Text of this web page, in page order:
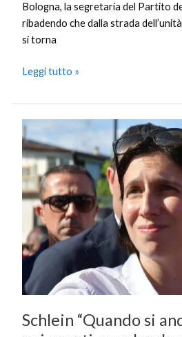
Bologna, la segretaria del Partito
ribadendo che dalla strada
si torna
Leggi tutto »
Schlein “Quando si
Schlein
“Quando
si
andrà
a
votare
noi
pronti,
no
larghe